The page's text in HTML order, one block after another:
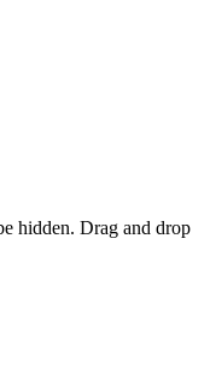
hidden. Drag and drop